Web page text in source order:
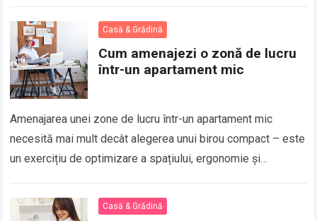
Casă & Grădină
Cum amenajezi o zonă de lucru
într-un apartament mic
Amenajarea unei zone de lucru într-un apartament mic
necesită mai mult decât alegerea unui birou compact – este
un exercițiu de optimizare a spațiului, ergonomie și
Casă & Grădină